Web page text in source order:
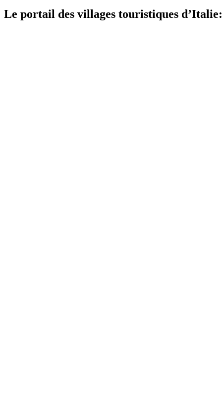
Le portail des villages touristiques d’Italie: